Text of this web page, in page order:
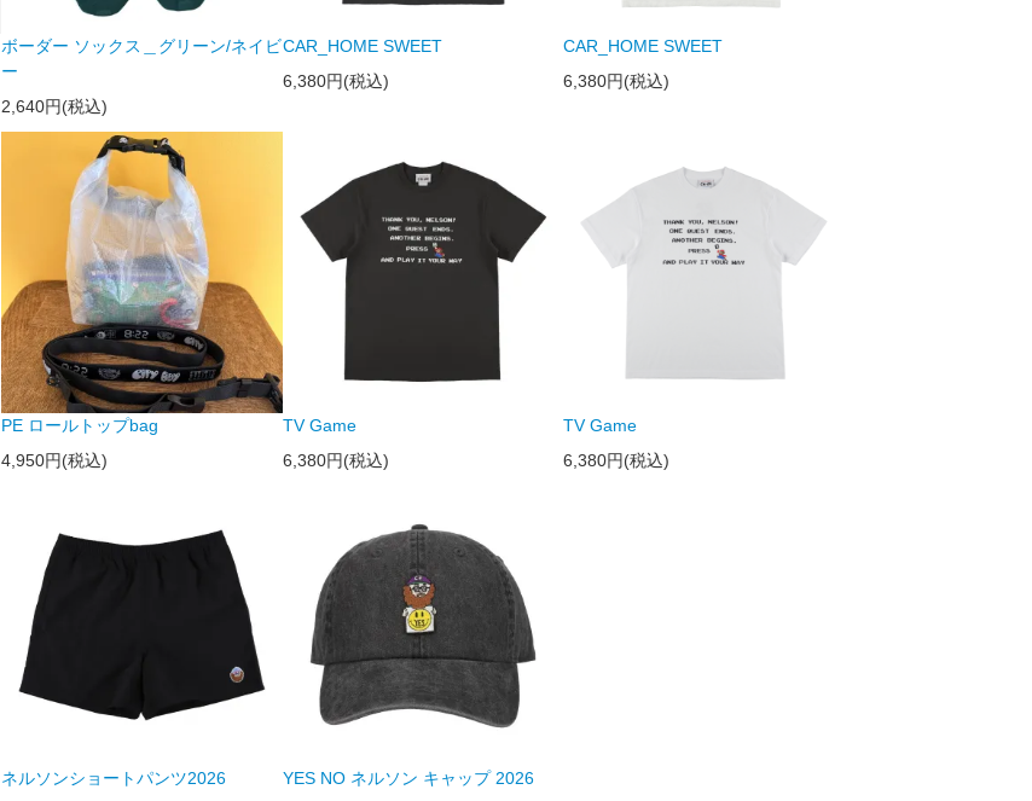
ボーダー ソックス＿グリーン/ネイビ
ー
2,640円(税込)
CAR_HOME SWEET
6,380円(税込)
CAR_HOME SWEET
6,380円(税込)
PE ロールトップbag
4,950円(税込)
TV Game
6,380円(税込)
TV Game
6,380円(税込)
ネルソンショートパンツ2026 YES NO ネルソン キャップ 2026